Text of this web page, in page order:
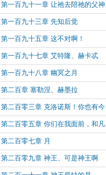
（月底求月票~）
第一百九十一章 让祂去陪祂的父神
吧（月底求月票~）
第一百九十三章 先知后觉
第一百九十五章 这不对啊！
（5K，月票加更，月初求月票~）
第一百九十七章 艾特隆、赫卡忒
第一百九十八章 幽冥之月
第二百章 塞勒涅、赫墨拉
第二百零三章 克洛诺斯！你也有今
天啊！
第二百零五章 你们在我面前，和凡
灵毫无区别
第二百零七章 月
第二百零九章 神王、可是神王啊